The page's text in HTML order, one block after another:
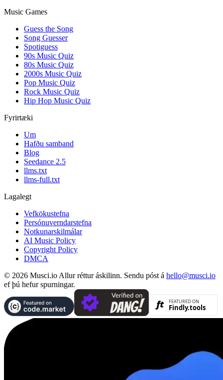
Music Games
Guess the Song
Song Guesser
Spotiguess
90s Music Quiz
80s Music Quiz
2000s Music Quiz
Pop Music Quiz
Rock Music Quiz
Hip Hop Music Quiz
Fyrirtæki
Um
Hafðu samband
Blog
Seedance 2.5
llms.txt
llms-full.txt
Lagalegt
Vefkökustefna
Persónuverndarstefna
Notkunarskilmálar
AI Music Policy
Copyright Policy
DMCA
© 2026 Musci.io Allur réttur áskilinn. Sendu póst á hello@musci.io
ef þú hefur spurningar.